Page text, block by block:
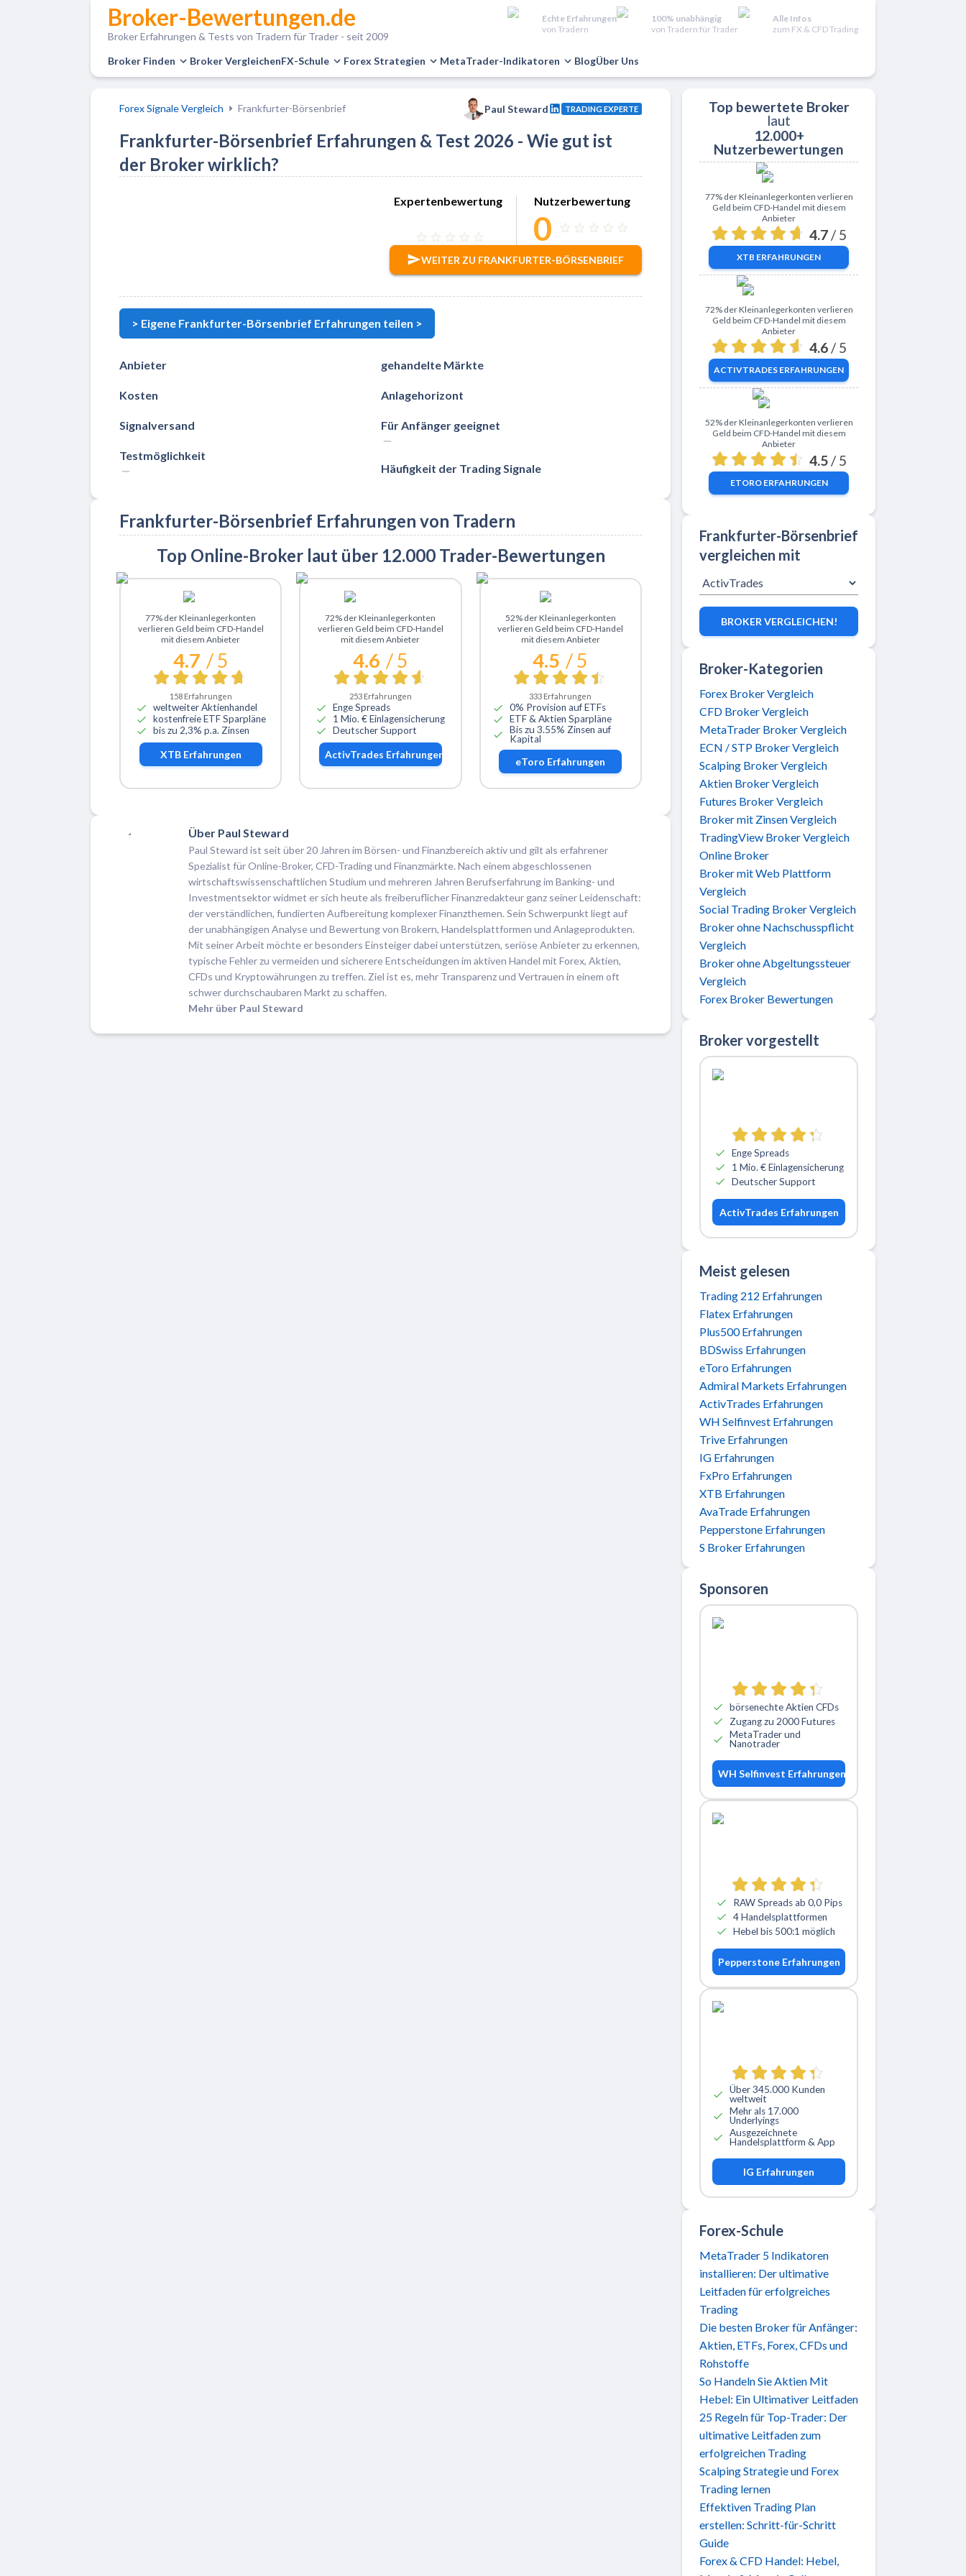
Broker-Bewertungen.de
Broker Erfahrungen & Tests von Tradern für Trader - seit 2009
Echte Erfahrungen
von Tradern
100% unabhängig
von Tradern für Trader
Alle Infos
zum FX & CFD Trading
Broker Finden Broker VergleichenFX-Schule Forex Strategien MetaTrader-Indikatoren BlogÜber Uns
Forex Signale Vergleich Frankfurter-Börsenbrief Paul Steward TRADING EXPERTE
Frankfurter-Börsenbrief Erfahrungen & Test 2026 - Wie gut ist
der Broker wirklich?
Expertenbewertung Nutzerbewertung
0
WEITER ZU FRANKFURTER-BÖRSENBRIEF
> Eigene Frankfurter-Börsenbrief Erfahrungen teilen >
Anbieter
Kosten
Signalversand
Testmöglichkeit
gehandelte Märkte
Anlagehorizont
Für Anfänger geeignet
Häufigkeit der Trading Signale
Frankfurter-Börsenbrief Erfahrungen von Tradern
Top Online-Broker laut über 12.000 Trader-Bewertungen
Zu XTB
77% der Kleinanlegerkonten
verlieren Geld beim CFD-Handel
mit diesem Anbieter
4.7 / 5
158Erfahrungen
weltweiter Aktienhandel
kostenfreie ETF Sparpläne
bis zu 2,3% p.a. Zinsen
XTBErfahrungen
Zu ActivTrades
72% der Kleinanlegerkonten
verlieren Geld beim CFD-Handel
mit diesem Anbieter
4.6 / 5
253Erfahrungen
Enge Spreads
1 Mio. € Einlagensicherung
Deutscher Support
ActivTrades Erfahrungen
Zu eToro
52% der Kleinanlegerkonten
verlieren Geld beim CFD-Handel
mit diesem Anbieter
4.5 / 5
333 Erfahrungen
0% Provision auf ETFs
ETF & Aktien Sparpläne
Bis zu 3.55% Zinsen auf
Kapital
eToro Erfahrungen
Über Paul Steward
Paul Steward ist seit über 20 Jahren im Börsen- und Finanzbereich aktiv und gilt als erfahrener
Spezialist für Online-Broker, CFD-Trading und Finanzmärkte. Nach einem abgeschlossenen
wirtschaftswissenschaftlichen Studium und mehreren Jahren Berufserfahrung im Banking- und
Investmentsektor widmet er sich heute als freiberuflicher Finanzredakteur ganz seiner Leidenschaft:
der verständlichen, fundierten Aufbereitung komplexer Finanzthemen. Sein Schwerpunkt liegt auf
der unabhängigen Analyse und Bewertung von Brokern, Handelsplattformen und Anlageprodukten.
Mit seiner Arbeit möchte er besonders Einsteiger dabei unterstützen, seriöse Anbieter zu erkennen,
typische Fehler zu vermeiden und sicherere Entscheidungen im aktiven Handel mit Forex, Aktien,
CFDs und Kryptowährungen zu treffen. Ziel ist es, mehr Transparenz und Vertrauen in einem oft
schwer durchschaubaren Markt zu schaffen.
Mehr über Paul Steward
Top bewertete Broker
laut
12.000+
Nutzerbewertungen
Zu XTB
77% der Kleinanlegerkonten verlieren
Geld beim CFD-Handel mit diesem
Anbieter
4.7 / 5
XTB ERFAHRUNGEN
Zu ActivTrades
72% der Kleinanlegerkonten verlieren
Geld beim CFD-Handel mit diesem
Anbieter
4.6 / 5
ACTIVTRADES ERFAHRUNGEN
Zu eToro
52% der Kleinanlegerkonten verlieren
Geld beim CFD-Handel mit diesem
Anbieter
4.5 / 5
ETOROERFAHRUNGEN
Frankfurter-Börsenbrief
vergleichen mit
BROKER VERGLEICHEN!
Broker-Kategorien
Forex Broker Vergleich
CFD Broker Vergleich
MetaTrader Broker Vergleich
ECN / STP Broker Vergleich
Scalping Broker Vergleich
Aktien Broker Vergleich
Futures Broker Vergleich
Broker mit Zinsen Vergleich
TradingView Broker Vergleich
Online Broker
Broker mit Web Plattform
Vergleich
Social Trading Broker Vergleich
Broker ohne Nachschusspflicht
Vergleich
Broker ohne Abgeltungssteuer
Vergleich
Forex Broker Bewertungen
Broker vorgestellt
Enge Spreads
1 Mio. € Einlagensicherung
Deutscher Support
ActivTrades Erfahrungen
Meist gelesen
Trading 212 Erfahrungen
Flatex Erfahrungen
Plus500 Erfahrungen
BDSwiss Erfahrungen
eToro Erfahrungen
Admiral Markets Erfahrungen
ActivTrades Erfahrungen
WH Selfinvest Erfahrungen
Trive Erfahrungen
IG Erfahrungen
FxPro Erfahrungen
XTB Erfahrungen
AvaTrade Erfahrungen
Pepperstone Erfahrungen
S Broker Erfahrungen
Sponsoren
börsenechte Aktien CFDs
Zugang zu 2000 Futures
MetaTrader und
Nanotrader
WH Selfinvest Erfahrungen
RAW Spreads ab 0,0 Pips
4 Handelsplattformen
Hebel bis 500:1 möglich
Pepperstone Erfahrungen
Über 345.000 Kunden
weltweit
Mehr als 17.000
Underlyings
Ausgezeichnete
Handelsplattform & App
IG Erfahrungen
Forex-Schule
MetaTrader 5 Indikatoren
installieren: Der ultimative
Leitfaden für erfolgreiches
Trading
Die besten Broker für Anfänger:
Aktien, ETFs, Forex, CFDs und
Rohstoffe
So Handeln Sie Aktien Mit
Hebel: Ein Ultimativer Leitfaden
25 Regeln für Top-Trader: Der
ultimative Leitfaden zum
erfolgreichen Trading
Scalping Strategie und Forex
Trading lernen
Effektiven Trading Plan
erstellen: Schritt-für-Schritt
Guide
Forex & CFD Handel: Hebel,